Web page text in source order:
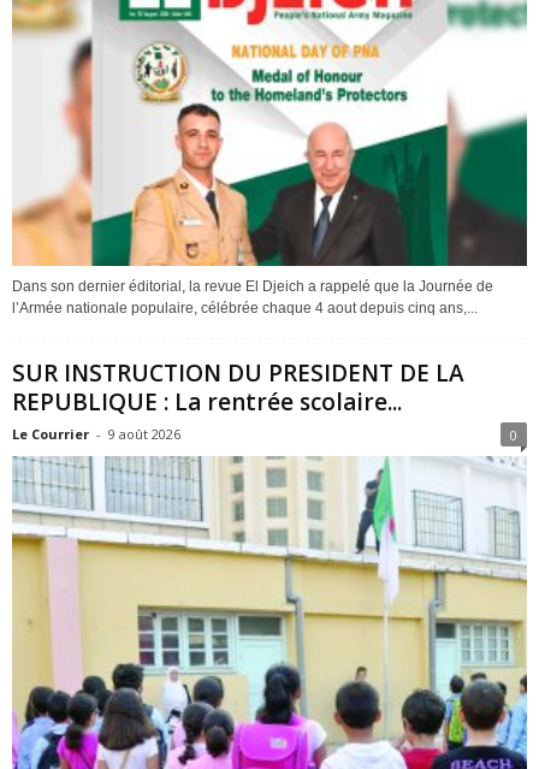
Dans son dernier éditorial, la revue El Djeich a rappelé que la Journée de
l’Armée nationale populaire, célébrée chaque 4 aout depuis cinq ans,...
SUR INSTRUCTION DU PRESIDENT DE LA
REPUBLIQUE : La rentrée scolaire...
Le Courrier - 9 août 2026 0